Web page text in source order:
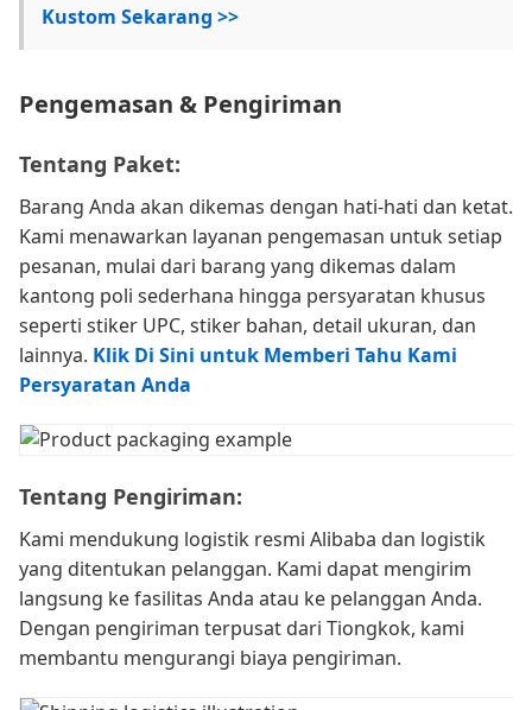
Kustom Sekarang >>
Pengemasan & Pengiriman
Tentang Paket:
Barang Anda akan dikemas dengan hati-hati dan ketat.
Kami menawarkan layanan pengemasan untuk setiap
pesanan, mulai dari barang yang dikemas dalam
kantong poli sederhana hingga persyaratan khusus
seperti stiker UPC, stiker bahan, detail ukuran, dan
lainnya. Klik Di Sini untuk Memberi Tahu Kami
Persyaratan Anda
Tentang Pengiriman:
Kami mendukung logistik resmi Alibaba dan logistik
yang ditentukan pelanggan. Kami dapat mengirim
langsung ke fasilitas Anda atau ke pelanggan Anda.
Dengan pengiriman terpusat dari Tiongkok, kami
membantu mengurangi biaya pengiriman.